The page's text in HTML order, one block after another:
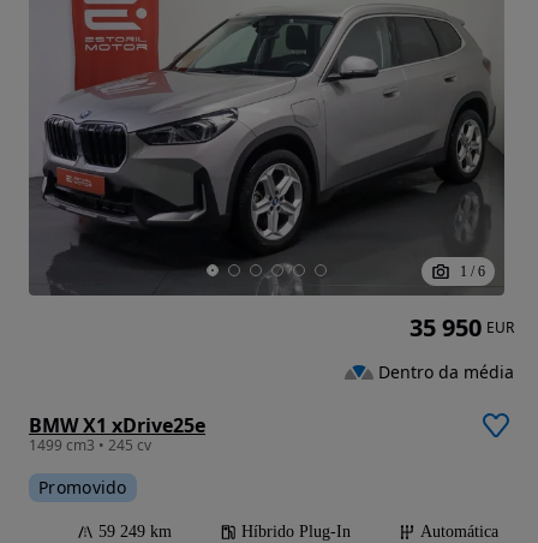
1 / 6
BMW X1 xDrive25e
1499 cm3 • 245 cv
Promovido
59 249 km Híbrido Plug-In
Automática
35 950 EUR
Dentro da média